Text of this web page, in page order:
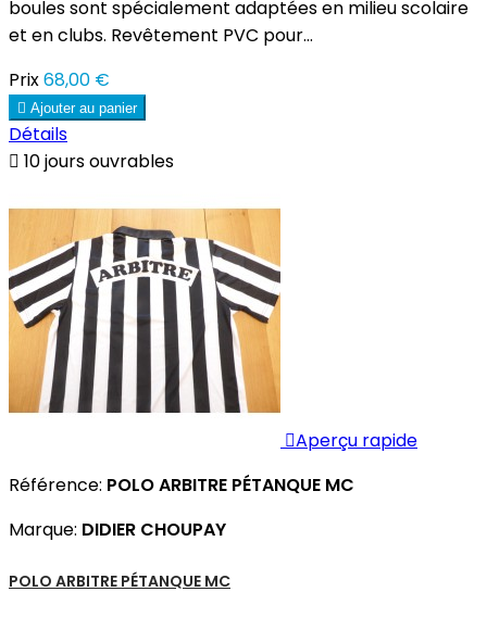
boules sont spécialement adaptées en milieu scolaire
et en clubs. Revêtement PVC pour...
Prix68,00 €
 Ajouter au panier
Détails
 10 jours ouvrables
Aperçu rapide
Référence: POLO ARBITRE PÉTANQUE MC
Marque: DIDIER CHOUPAY
POLO ARBITRE PÉTANQUE MC